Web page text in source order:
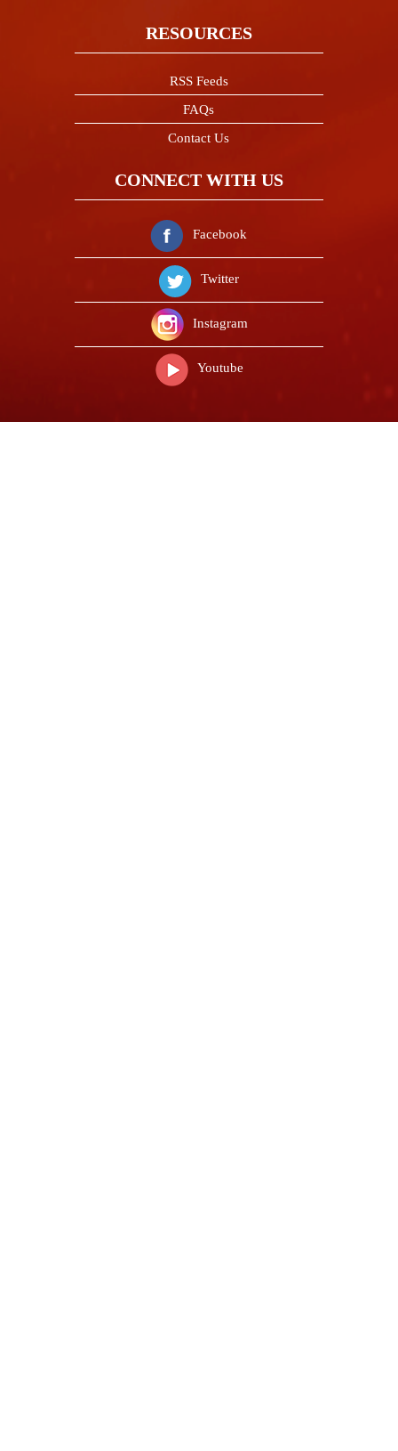
RESOURCES
RSS Feeds
FAQs
Contact Us
CONNECT WITH US
Facebook
Twitter
Instagram
Youtube